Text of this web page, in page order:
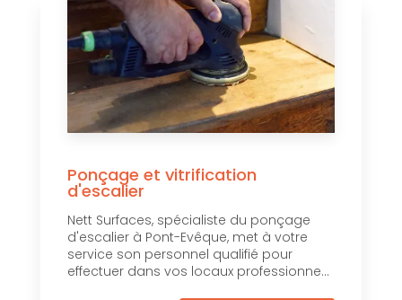
Ponçage et vitrification
d'escalier
Nett Surfaces, spécialiste du ponçage
d'escalier à Pont-Evêque, met à votre
service son personnel qualifié pour
effectuer dans vos locaux professionne...